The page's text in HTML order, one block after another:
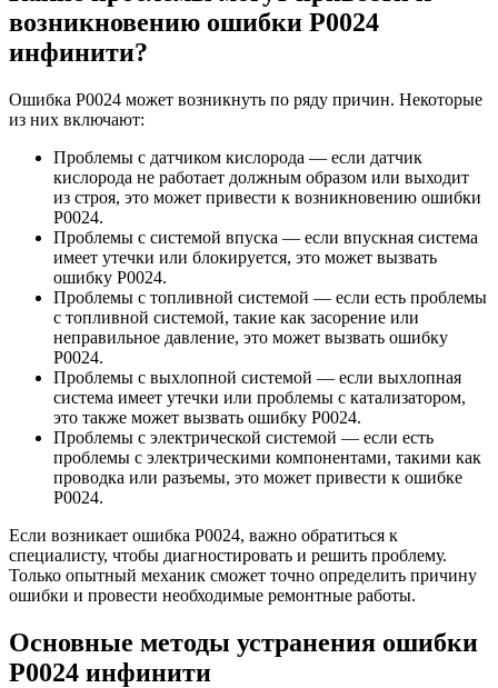
возникновению ошибки Р0024
инфинити?
Ошибка Р0024 может возникнуть по ряду причин. Некоторые
из них включают:
Проблемы с датчиком кислорода — если датчик
кислорода не работает должным образом или выходит
из строя, это может привести к возникновению ошибки
Р0024.
Проблемы с системой впуска — если впускная система
имеет утечки или блокируется, это может вызвать
ошибку Р0024.
Проблемы с топливной системой — если есть проблемы
с топливной системой, такие как засорение или
неправильное давление, это может вызвать ошибку
Р0024.
Проблемы с выхлопной системой — если выхлопная
система имеет утечки или проблемы с катализатором,
это также может вызвать ошибку Р0024.
Проблемы с электрической системой — если есть
проблемы с электрическими компонентами, такими как
проводка или разъемы, это может привести к ошибке
Р0024.
Если возникает ошибка Р0024, важно обратиться к
специалисту, чтобы диагностировать и решить проблему.
Только опытный механик сможет точно определить причину
ошибки и провести необходимые ремонтные работы.
Основные методы устранения ошибки
Р0024 инфинити